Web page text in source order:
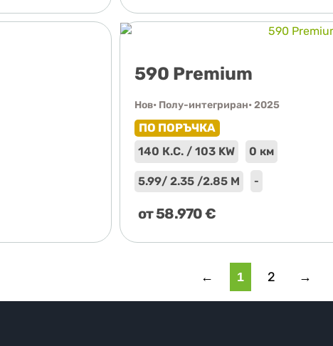
590 Premium
Нов• Полу-интегриран• 2025
ПО ПОРЪЧКА
140 К.С. / 103 KW
0 км
5.99/ 2.35 /2.85 М -
от58.970€
← 1 2 →